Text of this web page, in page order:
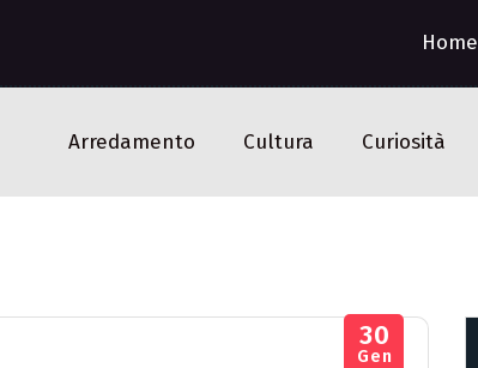
Home
Arredamento Cultura Curiosità
30
Gen